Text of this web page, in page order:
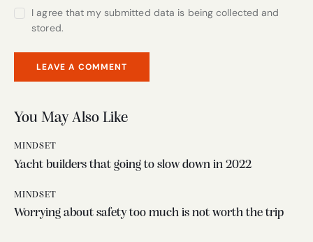
I agree that my submitted data is being collected and
stored.
You May Also Like
MINDSET
Yacht builders that going to slow down in 2022
MINDSET
Worrying about safety too much is not worth the trip